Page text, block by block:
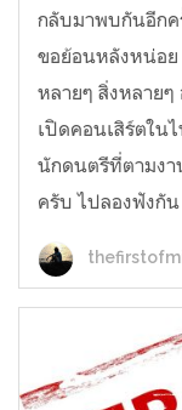
กลับมาพบกันอีกค
ขอย้อนหลังหน่อย
หลายๆ สิ่งหลายๆ
เปิดคอนเสิร์ตใน
นักดนตรีที่ตามงา
ครับ ไปลองฟังกัน